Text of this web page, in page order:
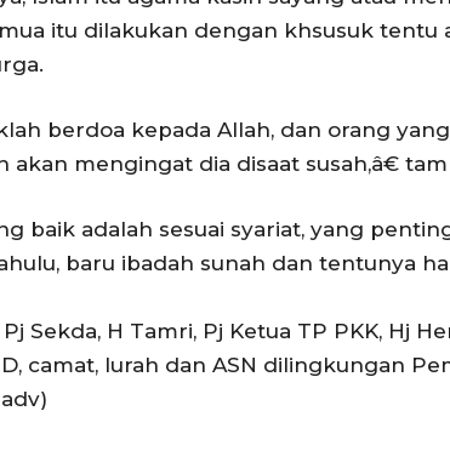
itu dilakukan dengan khsusuk tentu
berdoa kepada Allah, dan orang
akan mengingat dia disaat susah,â€
baik adalah sesuai syariat, yang
baru ibadah sunah dan tentunya
Sekda, H Tamri, Pj Ketua TP PKK, Hj
camat, lurah dan ASN dilingkungan